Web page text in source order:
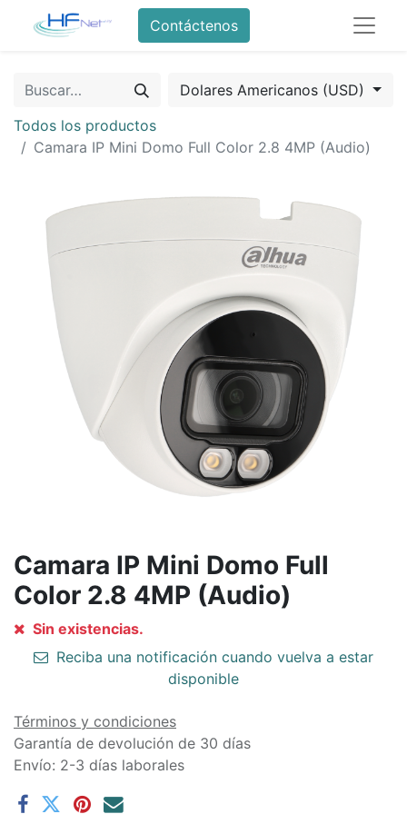
Contáctenos
Dolares Americanos (USD)
Todos los productos
Camara IP Mini Domo Full Color 2.8 4MP (Audio)
Camara IP Mini Domo Full
Color 2.8 4MP (Audio)
Sin existencias.
Reciba una notificación cuando vuelva a estar
disponible
Términos y condiciones
Garantía de devolución de 30 días
Envío: 2-3 días laborales